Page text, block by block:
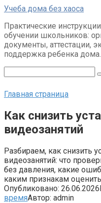
Перейти
контенту
Учеба дома без хаоса
Практические
обучении школьников:
документы, аттестации,
поддержка ребенка дома.
Главная страница
Как снизить
видеозанятий
Разбираем, как снизить
видеозанятий: что
без давления, какие
каким признакам
Опубликовано: 26.06.2026
времяАвтор: admin